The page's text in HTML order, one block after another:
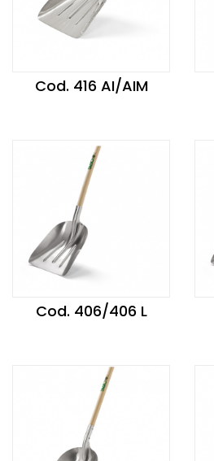
Cod. 416 AI/AIM
Cod. 406/406 L